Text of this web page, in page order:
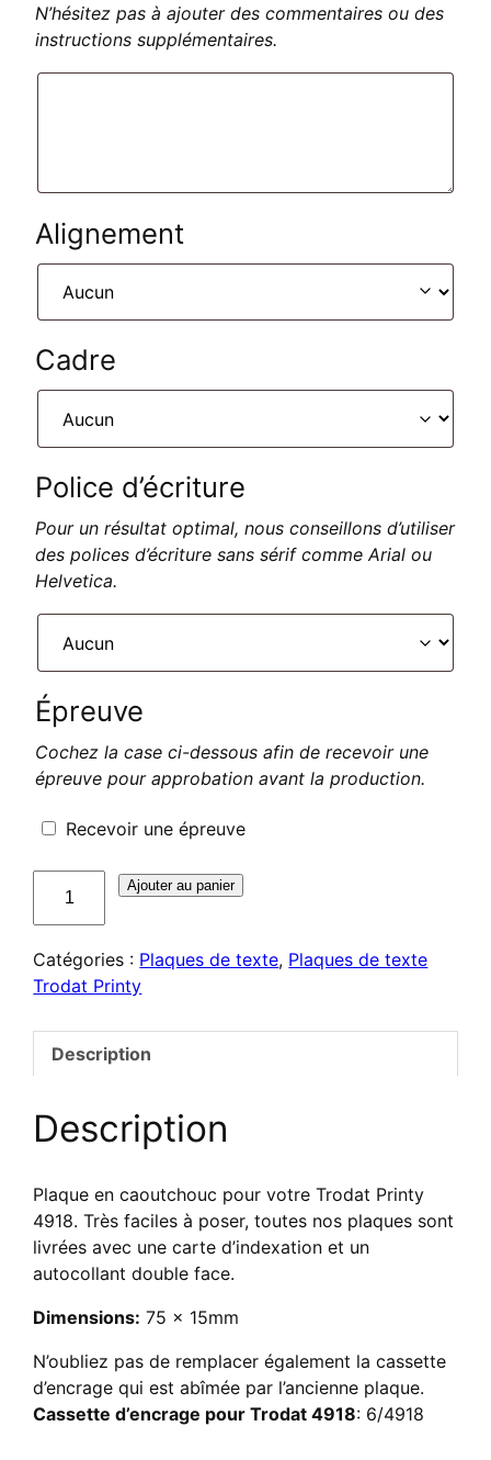
N’hésitez pas à ajouter des commentaires ou des
instructions supplémentaires.
Alignement
Cadre
Police d’écriture
Pour un résultat optimal, nous conseillons d’utiliser
des polices d’écriture sans sérif comme Arial ou
Helvetica.
Épreuve
Cochez la case ci-dessous afin de recevoir une
épreuve pour approbation avant la production.
Recevoir une épreuve
de
texte
4918
Ajouter au panier
Catégories : Plaques de texte, Plaques de texte
Trodat Printy
Description
Description
Plaque en caoutchouc pour votre Trodat Printy
4918. Très faciles à poser, toutes nos plaques sont
livrées avec une carte d’indexation et un
autocollant double face.
Dimensions: 75 x 15mm
N’oubliez pas de remplacer également la cassette
d’encrage qui est abîmée par l’ancienne plaque.
Cassette d’encrage pour Trodat 4918: 6/4918